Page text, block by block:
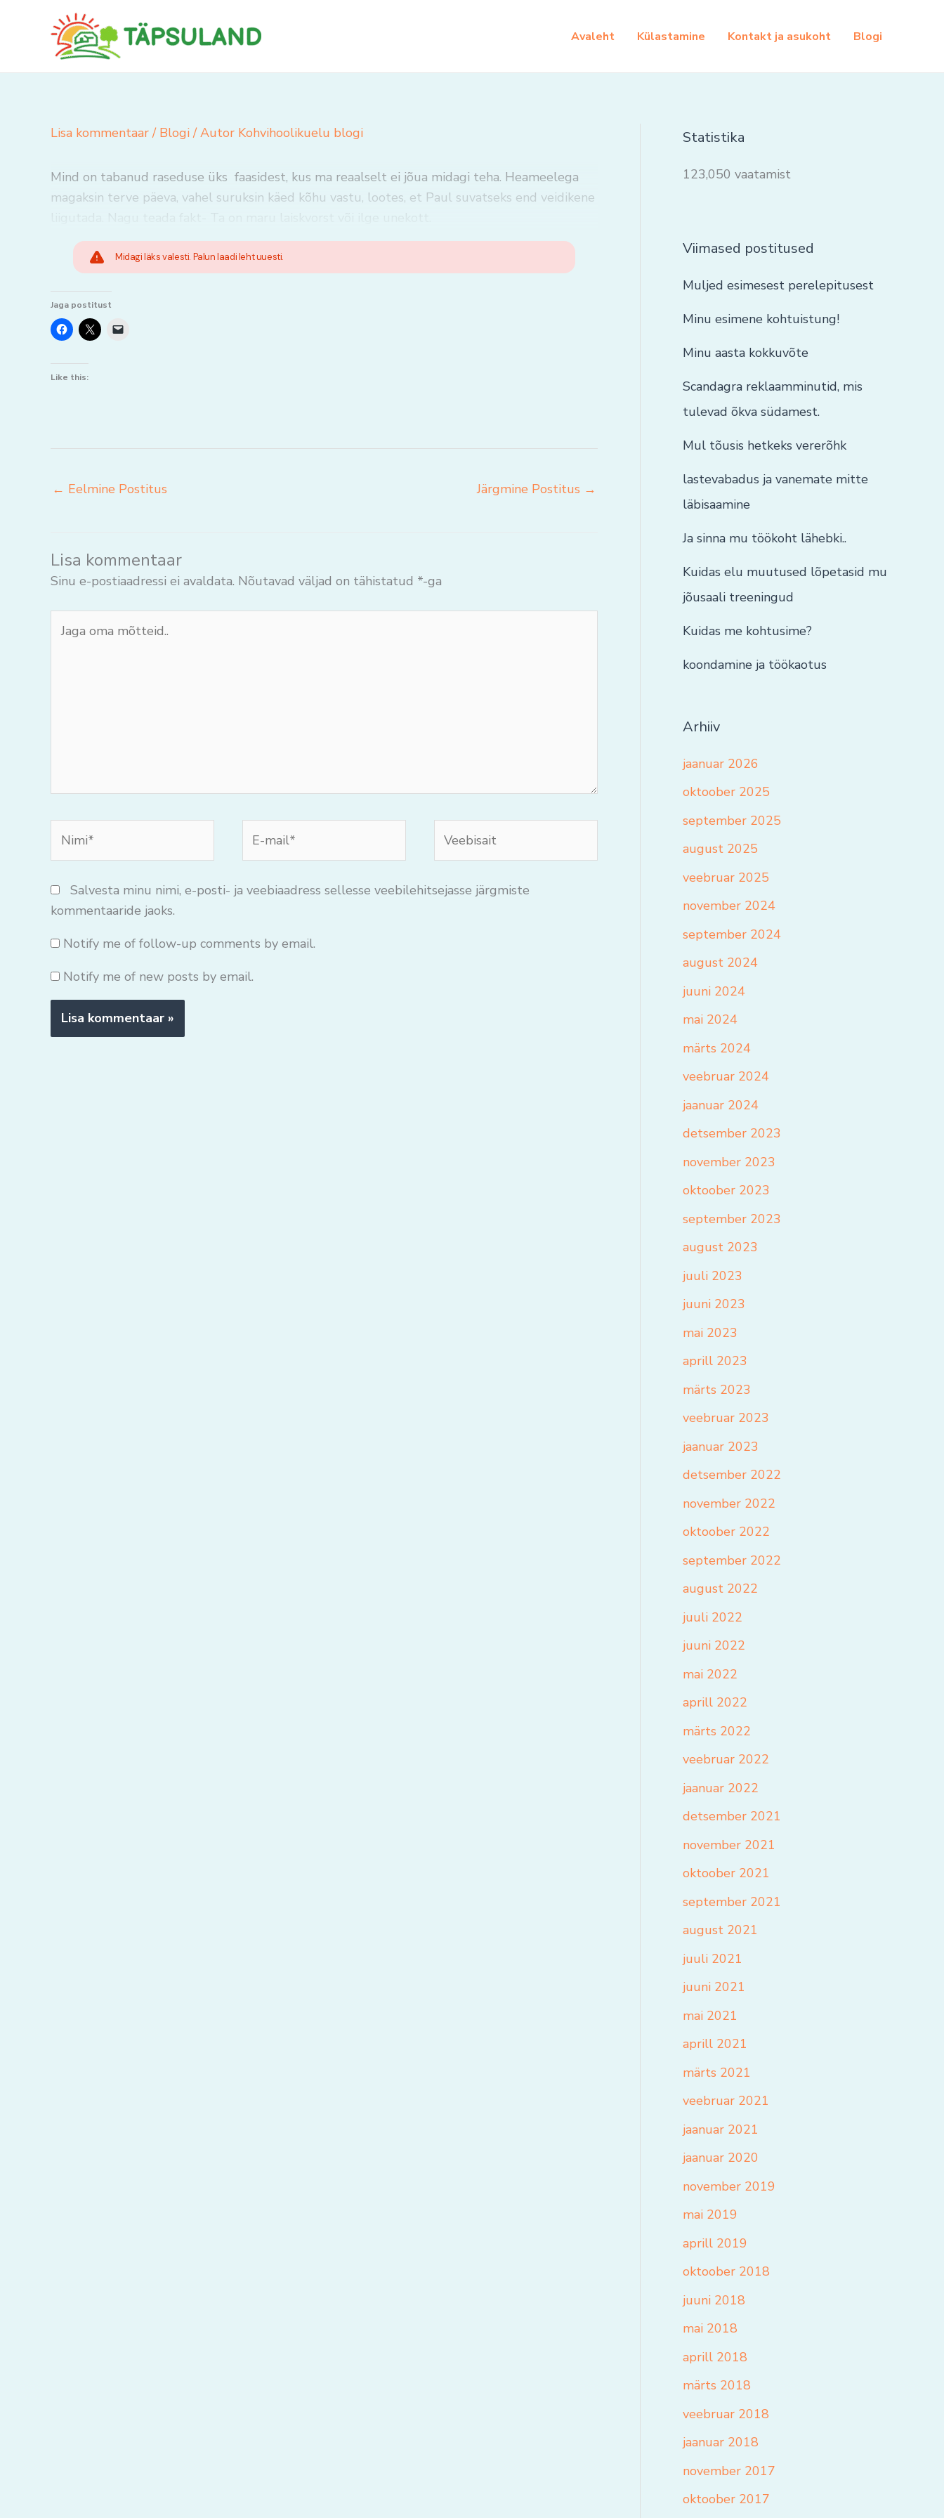
Avaleht Külastamine Kontakt ja asukoht Blogi
Lisa kommentaar / Blogi/ Autor Kohvihoolikuelu blogi
Mind on tabanud raseduse üks faasidest, kus ma reaalselt ei jõua midagi teha. Heameelega
magaksin terve päeva, vahel suruksin käed kõhu vastu, lootes, et Paul suvatseks end veidikene
Midagi läks valesti. Palun laadi leht uuesti.
Jaga postitust
Like this:
← Eelmine Postitus Järgmine Postitus →
Lisa kommentaar
Sinu e-postiaadressi ei avaldata. Nõutavad väljad on tähistatud *-ga
oma
mail*
Salvesta minu nimi, e-posti- ja veebiaadress sellesse veebilehitsejasse järgmiste
kommentaaride jaoks.
Notify me of follow-up comments by email.
Notify me of new posts by email.
Statistika
123,050 vaatamist
Viimased postitused
Muljed esimesest perelepitusest
Minu esimene kohtuistung!
Minu aasta kokkuvõte
Scandagra reklaamminutid, mis
tulevad õkva südamest.
Mul tõusis hetkeks vererõhk
lastevabadus ja vanemate mitte
läbisaamine
Ja sinna mu töökoht lähebki..
Kuidas elu muutused lõpetasid mu
jõusaali treeningud
Kuidas me kohtusime?
koondamine ja töökaotus
Arhiiv
jaanuar 2026
oktoober 2025
september 2025
august 2025
veebruar 2025
november 2024
september 2024
august 2024
juuni 2024
mai 2024
märts 2024
veebruar 2024
jaanuar 2024
detsember 2023
november 2023
oktoober 2023
september 2023
august 2023
juuli 2023
juuni 2023
mai 2023
aprill 2023
märts 2023
veebruar 2023
jaanuar 2023
detsember 2022
november 2022
oktoober 2022
september 2022
august 2022
juuli 2022
juuni 2022
mai 2022
aprill 2022
märts 2022
veebruar 2022
jaanuar 2022
detsember 2021
november 2021
oktoober 2021
september 2021
august 2021
juuli 2021
juuni 2021
mai 2021
aprill 2021
märts 2021
veebruar 2021
jaanuar 2021
jaanuar 2020
november 2019
mai 2019
aprill 2019
oktoober 2018
juuni 2018
mai 2018
aprill 2018
märts 2018
veebruar 2018
jaanuar 2018
november 2017
oktoober 2017